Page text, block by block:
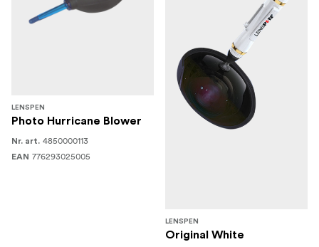
LENSPEN
Photo Hurricane Blower
Nr. art. 4850000113
EAN 776293025005
LENSPEN
Original White